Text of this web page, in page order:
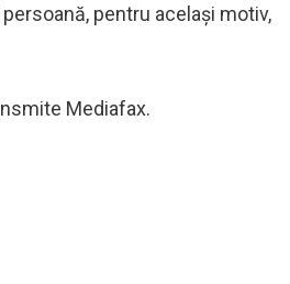
pentru același motiv,
Mediafax.